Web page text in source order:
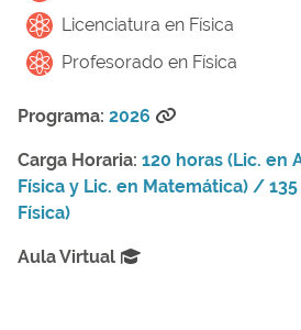
Licenciatura en Física
Profesorado en Física
Programa: 2026
Carga Horaria: 120 horas (Lic. en
Física y Lic. en Matemática) /
Física)
Aula Virtual